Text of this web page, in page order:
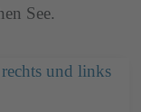
See.